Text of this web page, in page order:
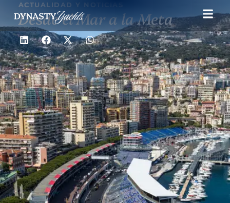
ACTUALIDAD Y NOTICIAS
Desde el Mar a la Meta